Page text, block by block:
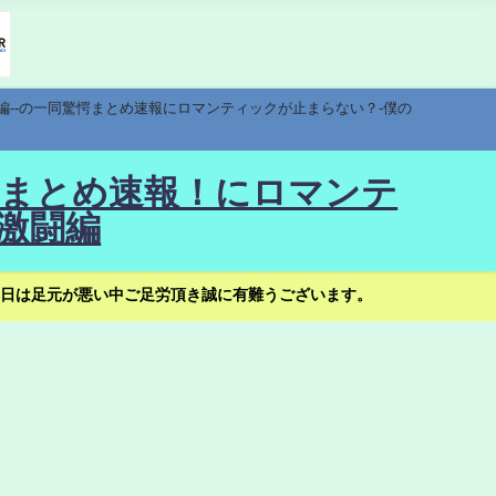
の一同驚愕まとめ速報にロマンティックが止まらない？-僕の
とめ速報！にロマンテ
闘編
足元が悪い中ご足労頂き誠に有難うございます。